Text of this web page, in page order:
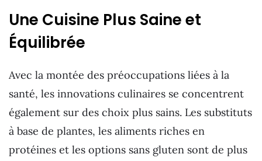
Une Cuisine Plus Saine et
Équilibrée
Avec la montée des préoccupations liées à la
santé, les innovations culinaires se concentrent
également sur des choix plus sains. Les substituts
à base de plantes, les aliments riches en
protéines et les options sans gluten sont de plus